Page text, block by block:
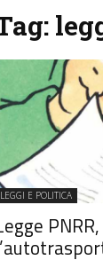
LEGGI E POLITICA